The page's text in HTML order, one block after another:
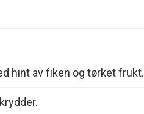
hint av fiken og tørket frukt.